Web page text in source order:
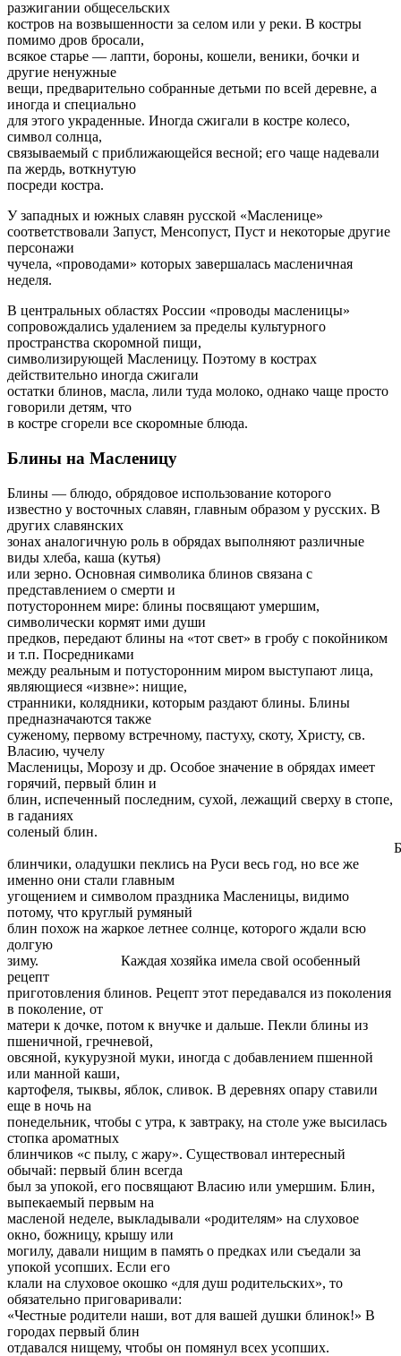
разжигании общесельских
костров на возвышенности за селом или у реки. В костры
помимо дров бросали,
всякое старье — лапти, бороны, кошели, веники, бочки и
другие ненужные
вещи, предварительно собранные детьми по всей деревне, а
иногда и специально
для этого украденные. Иногда сжигали в костре колесо,
символ солнца,
связываемый с приближающейся весной; его чаще надевали
па жердь, воткнутую
посреди костра.
У западных и южных славян русской «Масленице»
соответствовали Запуст, Менсопуст, Пуст и некоторые другие
персонажи
чучела, «проводами» которых завершалась масленичная
неделя.
В центральных областях России «проводы масленицы»
сопровождались удалением за пределы культурного
пространства скоромной пищи,
символизирующей Масленицу. Поэтому в кострах
действительно иногда сжигали
остатки блинов, масла, лили туда молоко, однако чаще просто
говорили детям, что
в костре сгорели все скоромные блюда.
Блины на Масленицу
Блины — блюдо, обрядовое использование которого
известно у восточных славян, главным образом у русских. В
других славянских
зонах аналогичную роль в обрядах выполняют различные
виды хлеба, каша (кутья)
или зерно. Основная символика блинов связана с
представлением о смерти и
потустороннем мире: блины посвящают умершим,
символически кормят ими души
предков, передают блины на «тот свет» в гробу с покойником
и т.п. Посредниками
между реальным и потусторонним миром выступают лица,
являющиеся «извне»: нищие,
странники, колядники, которым раздают блины. Блины
предназначаются также
суженому, первому встречному, пастуху, скоту, Христу, св.
Власию, чучелу
Масленицы, Морозу и др. Особое значение в обрядах имеет
горячий, первый блин и
блин, испеченный последним, сухой, лежащий сверху в стопе,
в гаданиях
соленый блин.
блинчики, оладушки пеклись на Руси весь год, но все же
именно они стали главным
угощением и символом праздника Масленицы, видимо
потому, что круглый румяный
блин похож на жаркое летнее солнце, которого ждали всю
долгую
зиму. Каждая хозяйка имела свой особенный
рецепт
приготовления блинов. Рецепт этот передавался из поколения
в поколение, от
матери к дочке, потом к внучке и дальше. Пекли блины из
пшеничной, гречневой,
овсяной, кукурузной муки, иногда с добавлением пшенной
или манной каши,
картофеля, тыквы, яблок, сливок. В деревнях опару ставили
еще в ночь на
понедельник, чтобы с утра, к завтраку, на столе уже высилась
стопка ароматных
блинчиков «с пылу, с жару». Существовал интересный
обычай: первый блин всегда
был за упокой, его посвящают Власию или умершим. Блин,
выпекаемый первым на
масленой неделе, выкладывали «родителям» на слуховое
окно, божницу, крышу или
могилу, давали нищим в память о предках или съедали за
упокой усопших. Если его
клали на слуховое окошко «для душ родительских», то
обязательно приговаривали:
«Честные родители наши, вот для вашей душки блинок!» В
городах первый блин
отдавался нищему, чтобы он помянул всех усопших.